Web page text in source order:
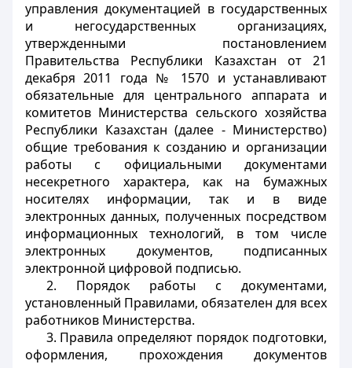
управления документацией в государственных
и негосударственных организациях,
утвержденными постановлением
Правительства Республики Казахстан от 21
декабря 2011 года № 1570 и устанавливают
обязательные для центрального аппарата и
комитетов Министерства сельского хозяйства
Республики Казахстан (далее - Министерство)
общие требования к созданию и организации
работы с официальными документами
несекретного характера, как на бумажных
носителях информации, так и в виде
электронных данных, полученных посредством
информационных технологий, в том числе
электронных документов, подписанных
электронной цифровой подписью.
2. Порядок работы с документами,
установленный Правилами, обязателен для всех
работников Министерства.
3. Правила определяют порядок подготовки,
оформления, прохождения документов